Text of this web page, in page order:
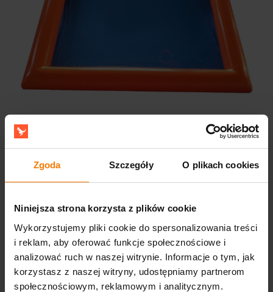
Zgoda Szczegóły O plikach cookies
Niniejsza strona korzysta z plików cookie
Wykorzystujemy pliki cookie do spersonalizowania treści
i reklam, aby oferować funkcje społecznościowe i
analizować ruch w naszej witrynie. Informacje o tym, jak
korzystasz z naszej witryny, udostępniamy partnerom
społecznościowym, reklamowym i analitycznym.
Ten zestaw jest przeznaczony dla wypożyczalni atrakcji,
operatorów sezonowych i agencji eventowych, które chcą
strefę letnią. Największą wartość daje podczas wydarzeń
rodzinnych i miejskich, gdzie liczy się czytelna zabawa,
sprawna obsługa i płynna rotacja uczestników. Układ z
czterema kulami dobrze sprawdza się tam, gdzie atrakcja
ma być wyraźnym punktem programu, ale bez
nadmiernego rozbudowywania strefy.